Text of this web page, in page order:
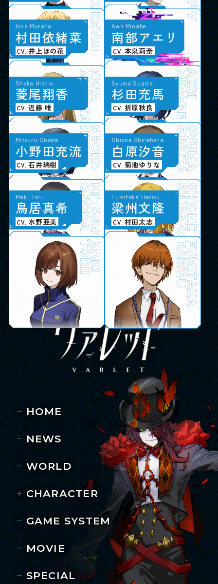
KEVIN V
メルベイユ
MINAMI
KUWAHARA
Minami Kuwahara
桑原みなみ
CV. 大久保瑠美
AERI
MINABE
Aeri Minabe
南部アエ リ
CV. 本泉莉奈
IONA
MURATA
Iona Murata
村田依緒菜
CV. 井上ほの花
生徒会
EMIRI
NAISA
Emiri Naisa
内佐英美
CV. 稗田寧々
AKIRA
YUKAWA
Akira Yukawa
遊川暁良
CV. 長岡龍歩
SHOKA
HISIO
Shoka Hishio
菱尾翔香
CV. 近藤 唯
SYUMA
SUGITA
Syuma Sugita
杉田充馬
CV. 折原秋良
映画研究部
AKI
IWATANI
Aki Iwatani
岩谷亜季
CV. 陶山恵実里
SHIONE
SHIRAHARA
Shione Shirahara
白 原汐音
CV. 菊池ゆりな
MITSURU
ONODA
Mitsuru Onoda
小野田充流
CV. 石井瑞樹
輝星学園 生徒 / 教師
CHIYO
AIKAWA
Chiyo Aikawa
愛川千代
CV. 朝日奈丸佳
TOMOHISA
HEIDA
Tomohisa Heida
塀田伴久
CV. 中村源太
FUMIYA
SHIMOMURA
Fumiya Shimomura
下村文也
CV. 梅田修一朗
SATSUKI
TAKASHIMA
Satsuki Takashima
高島咲月
CV. 園田れい
SENA
HIROI
Sena Hiroi
広井聖菜
CV. 伊駒ゆりえ
REI
JONO
Rei Jono
城野怜衣
CV. 小針彩希
MAKI
TORII
Maki Torii
鳥居真希
CV. 水野亜美
FUMITAKA
HARISU
Fumitaka Harisu
梁州文隆
CV. 村田太志
HOME
NEWS
WORLD
CHARACTER
GAME SYSTEM
MOVIE
SPECIAL